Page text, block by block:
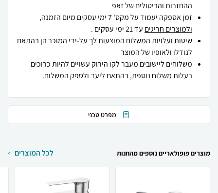
ההחזרות והביטוליםשל זאפ
זמן אספקה יעמוד על מקס' 7 ימי עסקים מיום הזמנה,
ולמוצרים חריגים עד 21 ימי עסקים .
שיטות ועלויות המשלוח המוצעות לך על-ידי המוכר הן בהתאם
לגודלו ולאופיו של המוצר
משלוחים ליישובים מעבר לקו הירוק עשויים להיות כרוכים
בעלות משלוח נוספת, בהתאם ליעד ולספק המשלוח.
מפרט טכני
מוצרים פופולאריים נוספים מהחנות לכל המוצרים